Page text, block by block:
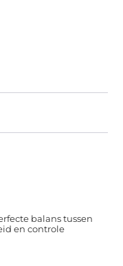
balans tussen
en controle